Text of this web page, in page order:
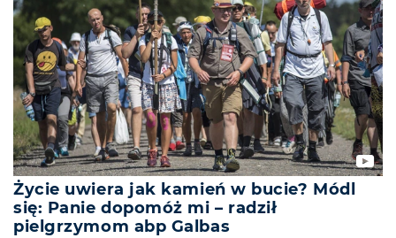
Życie uwiera jak kamień w bucie? Módl
się: Panie dopomóż mi – radził
pielgrzymom abp Galbas